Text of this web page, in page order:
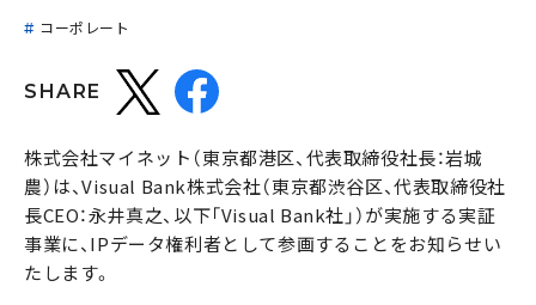
コーポレート
SHARE
株式会社マイネット（東京都港区、代表取締役社長：岩城
農）は、Visual Bank株式会社（東京都渋谷区、代表取締役社
長CEO：永井真之、以下「Visual Bank社」）が実施する実証
事業に、IPデータ権利者として参画することをお知らせい
たします。